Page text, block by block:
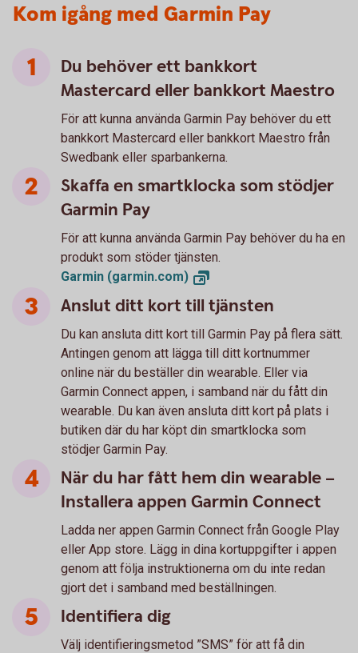
Kom igång med Garmin Pay
Du behöver ett bankkort
Mastercard eller bankkort Maestro
För att kunna använda Garmin Pay behöver du ett
bankkort Mastercard eller bankkort Maestro från
Swedbank eller sparbankerna.
Skaffa en smartklocka som stödjer
Garmin Pay
För att kunna använda Garmin Pay behöver du ha en
produkt som stöder tjänsten.
Garmin (garmin.com)
Anslut ditt kort till tjänsten
Du kan ansluta ditt kort till Garmin Pay på flera sätt.
Antingen genom att lägga till ditt kortnummer
online när du beställer din wearable. Eller via
Garmin Connect appen, i samband när du fått din
wearable. Du kan även ansluta ditt kort på plats i
butiken där du har köpt din smartklocka som
stödjer Garmin Pay.
När du har fått hem din wearable –
Installera appen Garmin Connect
Ladda ner appen Garmin Connect från Google Play
eller App store. Lägg in dina kortuppgifter i appen
genom att följa instruktionerna om du inte redan
gjort det i samband med beställningen.
Identifiera dig
Välj identifieringsmetod ”SMS” för att få din